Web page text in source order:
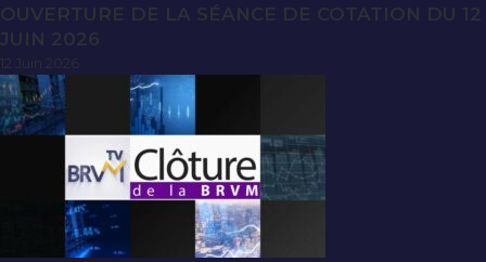
OUVERTURE DE LA SÉANCE DE COTATION DU 12
JUIN 2026